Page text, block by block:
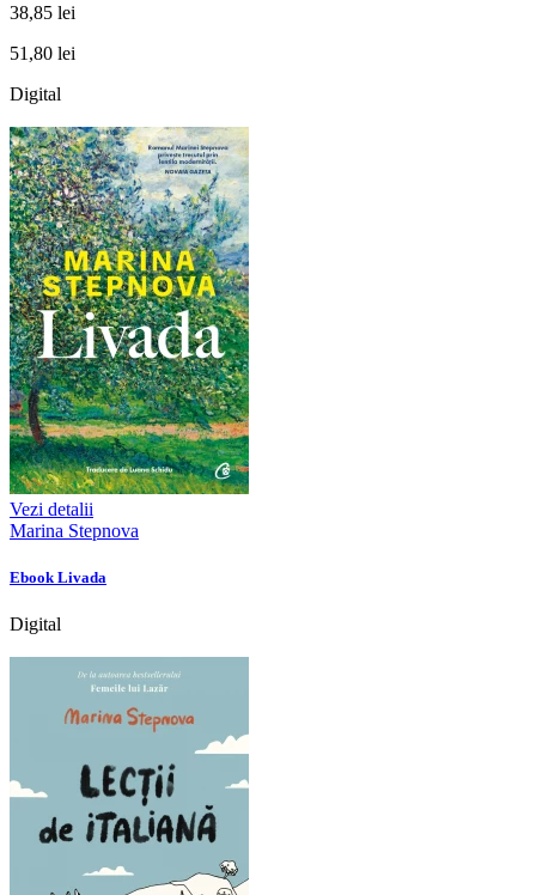
38,85 lei
51,80 lei
Digital
Vezi detalii
Marina Stepnova
Ebook Livada
Digital